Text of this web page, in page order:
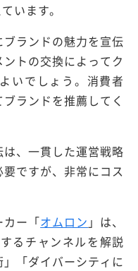
います。
ランドの魅力を宣伝
トの交換によってク
いでしょう。消費者
ランドを推薦してく
、一貫した運営戦略
ですが、非常にコス
カー「オムロン 」は、
るチャンネルを解説
「ダイバーシティに